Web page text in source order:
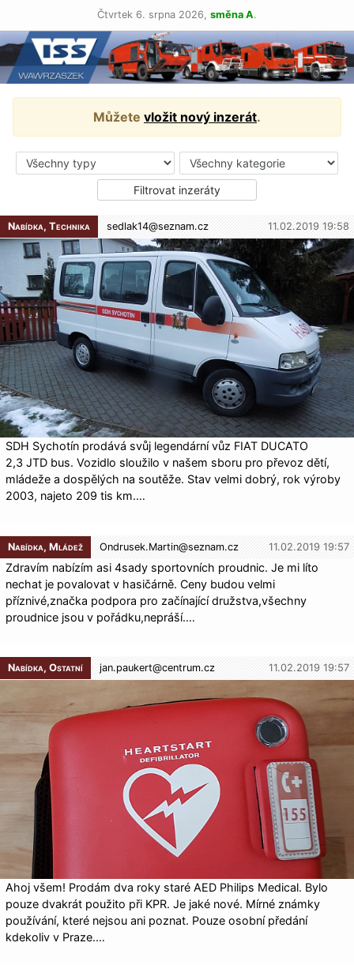
Čtvrtek 6. srpna 2026, směna A.
Můžete vložit nový inzerát.
Nabídka, Technika sedlak14@seznam.cz 11.02.2019 19:58
SDH Sychotín prodává svůj legendární vůz FIAT DUCATO
2,3 JTD bus. Vozidlo sloužilo v našem sboru pro převoz dětí,
mládeže a dospělých na soutěže. Stav velmi dobrý, rok výroby
2003, najeto 209 tis km.…
Nabídka, Mládež Ondrusek.Martin@seznam.cz 11.02.2019 19:57
Zdravím nabízím asi 4sady sportovních proudnic. Je mi líto
nechat je povalovat v hasičárně. Ceny budou velmi
příznivé,značka podpora pro začínající družstva,všechny
proudnice jsou v pořádku,nepráší.…
Nabídka, Ostatní jan.paukert@centrum.cz 11.02.2019 19:57
Ahoj všem! Prodám dva roky staré AED Philips Medical. Bylo
pouze dvakrát použito při KPR. Je jaké nové. Mírné známky
používání, které nejsou ani poznat. Pouze osobní předání
kdekoliv v Praze.…